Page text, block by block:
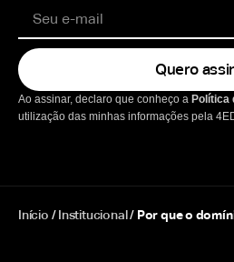
Quero
Ao assinar, declaro que conheço a Política
utilização das minhas informações pela
Início /Institucional/ Por que o